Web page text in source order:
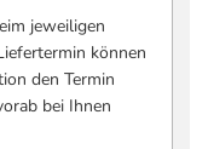
QUERSCHNITT
jeweiligen
können
den Termin
bei Ihnen